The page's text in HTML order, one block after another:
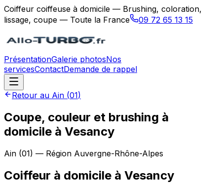
Coiffeur coiffeuse à domicile — Brushing, coloration,
lissage, coupe — Toute la France
09 72 65 13 15
PrésentationGalerie photosNos
servicesContactDemande de rappel
Retour au Ain (01)
Coupe, couleur et brushing à
domicile à Vesancy
Ain (01) — Région Auvergne-Rhône-Alpes
Coiffeur à domicile à Vesancy